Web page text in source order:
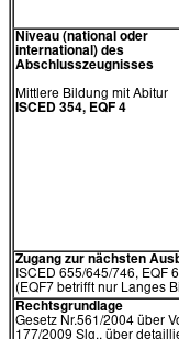
Niveau (national oder
international) des
Abschlusszeugnisses
Mittlere Bildung mit Abitur
ISCED 354, EQF 4
Zugang zur nächsten
ISCED 655/645/746, EQF
(EQF7 betrifft nur Langes
Rechtsgrundlage
Gesetz Nr.561/2004 über
177/2009 Slg., über